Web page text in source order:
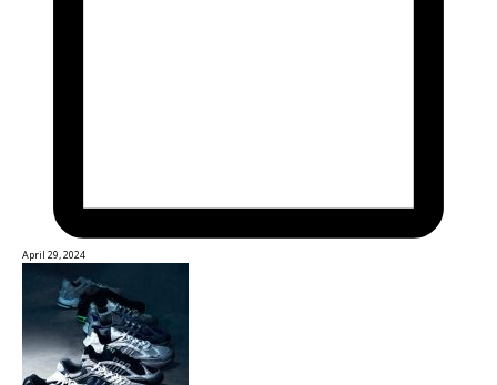
April 29, 2024